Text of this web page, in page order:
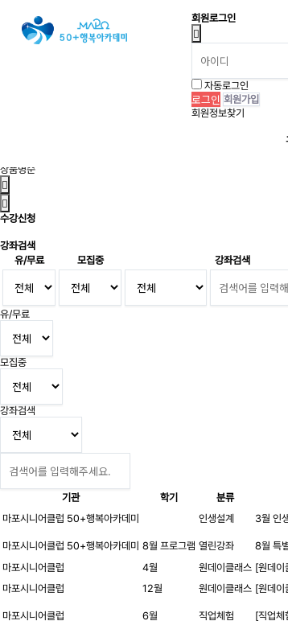
회원로그인
자동로그인
회원가입
회원정보찾기
상품명순
수강신청
강좌검색
유/무료
모집중 강좌검색
유/무료
모집중
강좌검색
기관 학기 분류
마포시니어클럽 50+행복아카데미
인생설계 3월 인
마포시니어클럽 50+행복아카데미 8월 프로그램 열린강좌 8월 특
마포시니어클럽
4월 원데이클래스 [원데이
마포시니어클럽
12월 원데이클래스 [원데이
마포시니어클럽 6월 직업체험 [직업체